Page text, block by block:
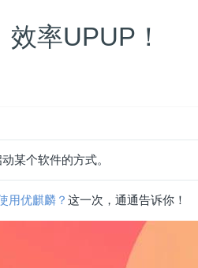
率UPUP！
某个软件的方式。
用优麒麟？这一次，通通告诉你！